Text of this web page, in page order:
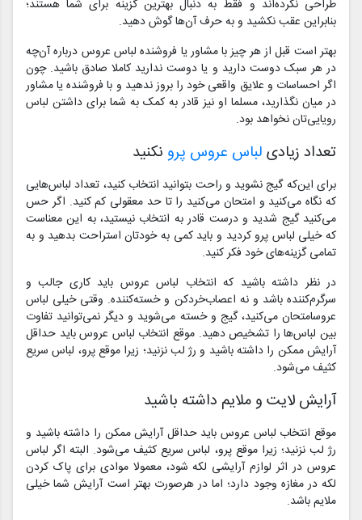
طراحی نکرده‌اند و فقط به دنبال بهترین گزینه برای شما هستند؛
بنابراین عقب نکشید و به حرف آن‌ها گوش دهید.
بهتر است قبل از هر چیز با مشاور یا فروشنده لباس عروس درباره آن‌چه
در هر سبک دوست دارید و یا دوست ندارید کاملا صادق باشید. چون
اگر احساسات و علایق واقعی خود را بروز ندهید و با فروشنده یا مشاور
در میان نگذارید، مسلما او نیز قادر به کمک به شما برای داشتن لباس
رویایی‌تان نخواهد بود.
تعداد زیادی لباس عروس پرو نکنید
برای این‌که گیج نشوید و راحت بتوانید انتخاب کنید، تعداد لباس‌هایی
که نگاه می‌کنید و امتحان می‌کنید را تا حد معقولی کم کنید. اگر حس
می‌کنید گیج شدید و درست قادر به انتخاب نیستید، به این معناست
که خیلی لباس پرو کردید و باید کمی به خودتان استراحت بدهید و به
تمامی گزینه‌های خود فکر کنید.
در نظر داشته باشید که انتخاب لباس عروس باید کاری جالب و
سرگرم‌کننده باشد و نه اعصاب‌خردکن و خسته‌کننده. وقتی خیلی لباس
عروسامتحان می‌کنید، گیج و خسته می‌شوید و دیگر نمی‌توانید تفاوت
بین لباس‌ها را تشخیص دهید. موقع انتخاب لباس عروس باید حداقل
آرایش ممکن را داشته باشید و رژ لب نزنید؛ زیرا موقع پرو، لباس سریع
کثیف می‌شود.
آرایش لایت و ملایم داشته باشید
موقع انتخاب لباس عروس باید حداقل آرایش ممکن را داشته باشید و
رژ لب نزنید؛ زیرا موقع پرو، لباس سریع کثیف می‌شود. البته اگر لباس
عروس در اثر لوازم آرایشی لکه شود، معمولا موادی برای پاک کردن
لکه در مغازه وجود دارد؛ اما در هرصورت بهتر است آرایش شما خیلی
ملایم باشد.